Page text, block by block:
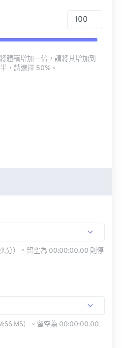
體積增加一倍，請將其增加到
，請選擇 50%。
.分）。留空為 00:00:00.00 則停
）。留空為 00:00:00.00